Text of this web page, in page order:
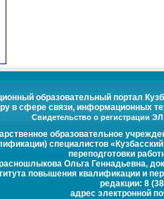
образовательный портал
в сфере связи, информационных
Свидетельство о регистрации
образовательное
специалистов
переподготовки
Ольга Геннадьевна,
повышения квалификации и
редакции: 8
адрес электронной